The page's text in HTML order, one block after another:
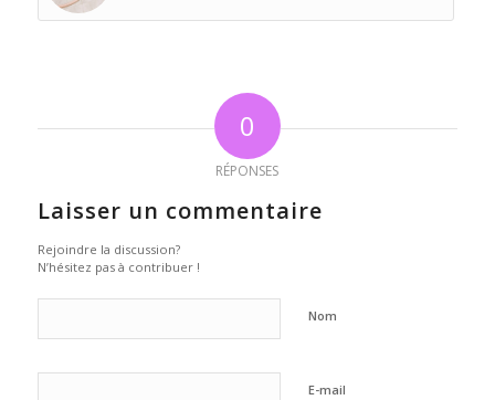
0
RÉPONSES
Laisser un commentaire
Rejoindre la discussion?
N’hésitez pas à contribuer !
Nom
E-mail